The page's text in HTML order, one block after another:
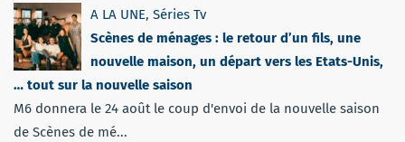
A LA UNE, Séries Tv
Scènes de ménages : le retour d’un fils, une
nouvelle maison, un départ vers les Etats-Unis,
… tout sur la nouvelle saison
M6 donnera le 24 août le coup d'envoi de la nouvelle saison
de Scènes de mé...